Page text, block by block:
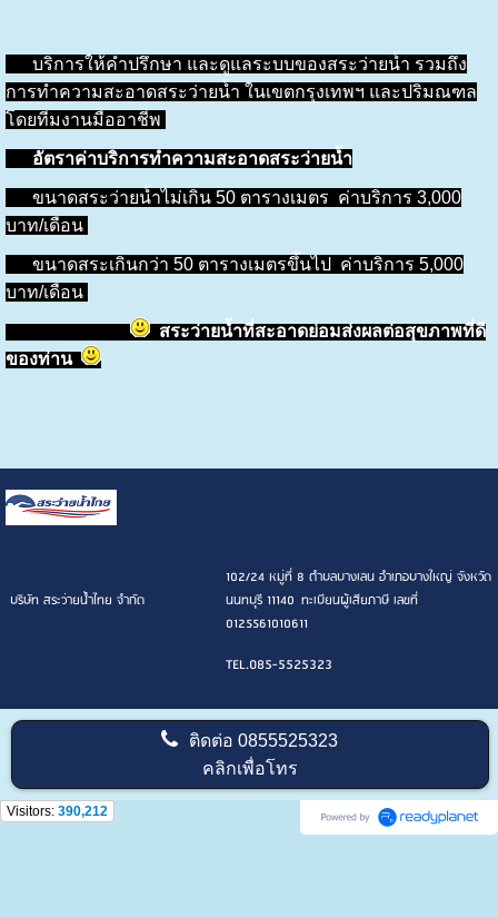
บริการให้คำปรึกษา และดูแลระบบของสระว่ายน้ำ รวมถึง
การทำความสะอาดสระว่ายน้ำ ในเขตกรุงเทพฯ และปริมณฑล
โดยทีมงานมืออาชีพ
อัตราค่าบริการทำความสะอาดสระว่ายน้ำ
ขนาดสระว่ายน้ำไม่เกิน 50 ตารางเมตร ค่าบริการ 3,000
บาท/เดือน
ขนาดสระเกินกว่า 50 ตารางเมตรขึ้นไป ค่าบริการ 5,000
บาท/เดือน
สระว่ายน้ำที่สะอาดย่อมส่งผลต่อสุขภาพที่ดี
ของท่าน
บริษัท สระว่ายน้ำไทย จำกัด
102/24 หมู่ที่ 8 ตำบลบางเลน อำเภอบางใหญ่ จังหวัด
นนทบุรี 11140 ทะเบียนผู้เสียภาษี เลขที่
0125561010611
TEL.085-5525323
ติดต่อ0855525323
คลิกเพื่อโทร
Visitors: 390,212